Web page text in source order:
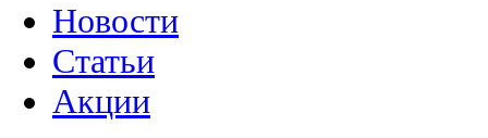
Новости
Статьи
Акции